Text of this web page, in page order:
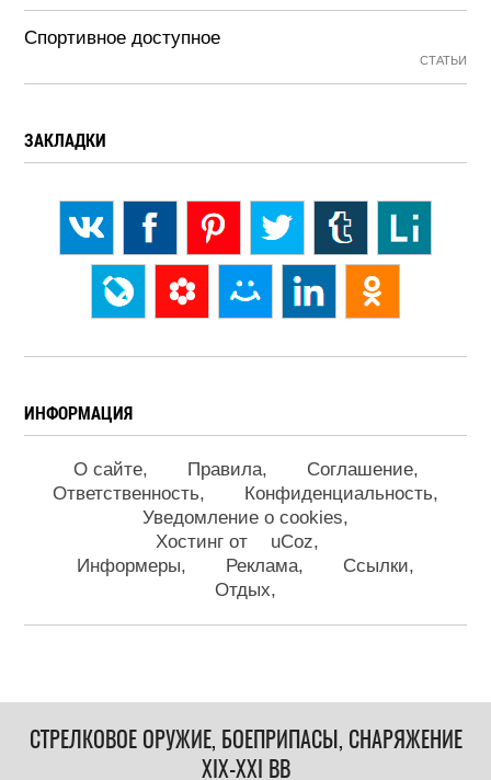
Спортивное доступное
СТАТЬИ
ЗАКЛАДКИ
ИНФОРМАЦИЯ
О сайте Правила
Соглашение
Ответственность
Конфиденциальность
Уведомление о cookies
Хостинг от
uCoz
Информеры
Реклама
Ссылки
Отдых
СТРЕЛКОВОЕ ОРУЖИЕ, БОЕПРИПАСЫ, СНАРЯЖЕНИЕ
XIX-XXI ВВ